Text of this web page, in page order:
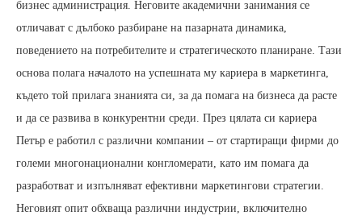
бизнес администрация. Неговите академични занимания се
отличават с дълбоко разбиране на пазарната динамика,
поведението на потребителите и стратегическото планиране. Тази
основа полага началото на успешната му кариера в маркетинга,
където той прилага знанията си, за да помага на бизнеса да расте
и да се развива в конкурентни среди. През цялата си кариера
Петър е работил с различни компании – от стартиращи фирми до
големи многонационални конгломерати, като им помага да
разработват и изпълняват ефективни маркетингови стратегии.
Неговият опит обхваща различни индустрии, включително